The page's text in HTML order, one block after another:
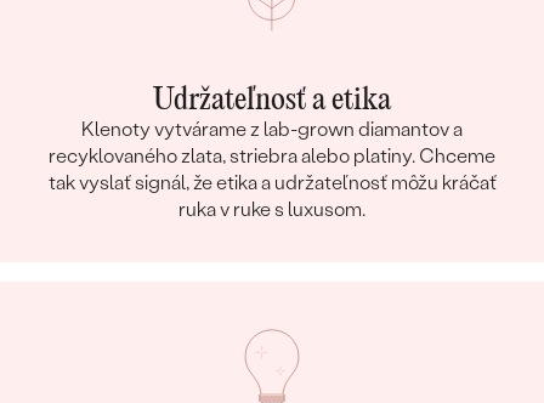
Udržateľnosť a etika
Klenoty vytvárame z lab-grown diamantov a
recyklovaného zlata, striebra alebo platiny. Chceme
tak vyslať signál, že etika a udržateľnosť môžu kráčať
ruka v ruke s luxusom.